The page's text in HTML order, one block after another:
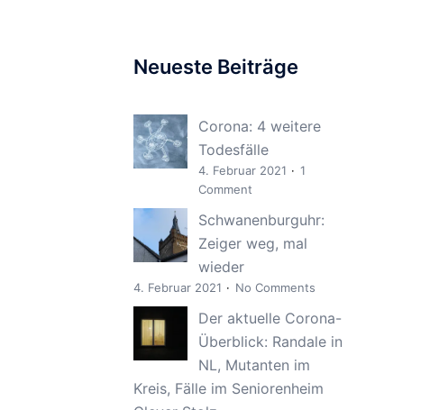
Neueste Beiträge
Corona: 4 weitere
Todesfälle
4. Februar 2021
1
Comment
Schwanenburguhr:
Zeiger weg, mal
wieder
4. Februar 2021 No Comments
Der aktuelle Corona-
Überblick: Randale in
NL, Mutanten im
Kreis, Fälle im Seniorenheim